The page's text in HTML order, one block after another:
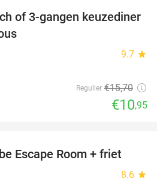
30%
of 3-gangen keuzediner
9.7 star
Regulier €15,70
€10,95
39%
Escape Room + friet
8.6 star